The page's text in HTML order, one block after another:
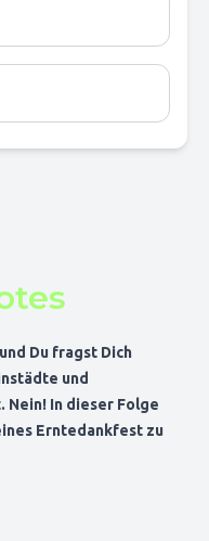
Du fragst Dich
und
In dieser Folge
Erntedankfest zu